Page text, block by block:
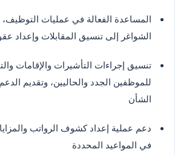
المساعدة الفعالة في عمليات التوظيف،
الشواغر إلى تنسيق المقابلات وإعداد
تنسيق إجراءات التأشيرات والإقامات
للموظفين الجدد والحاليين، وتقديم
الشأن
دعم عملية إعداد كشوف الرواتب
في المواعيد المحددة